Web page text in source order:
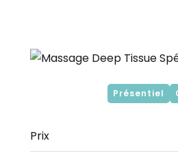
Présentiel
Prix